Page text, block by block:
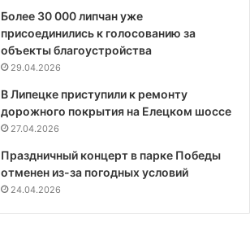
Более 30 000 липчан уже
присоединились к голосованию за
объекты благоустройства
29.04.2026
В Липецке приступили к ремонту
дорожного покрытия на Елецком шоссе
27.04.2026
Праздничный концерт в парке Победы
отменен из-за погодных условий
24.04.2026